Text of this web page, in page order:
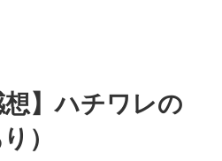
想】ハチワレの
）